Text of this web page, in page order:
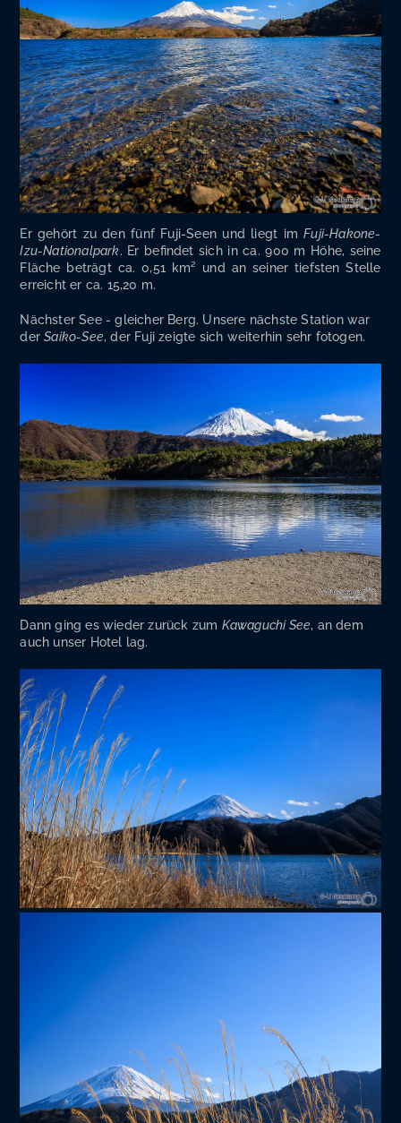
Er gehört zu den fünf Fuji-Seen und liegt imFuji-Hako­ne-
Izu-Natio­nal­park. Er befin­det sich in ca. 900 m Höhe, sei­ne
Flä­che beträgt ca. 0,51 km² und an sei­ner tiefs­ten Stel­le
erreicht er ca. 15,20 m.
Nächs­ter See - glei­cher Berg. Unse­re nächs­te Sta­ti­on war
derSai­ko-See, der Fuji zeig­te sich wei­ter­hin sehr fotogen.
Dann ging es wie­der zurück zum Kawa­guchi See, an dem
auch unser Hotel lag.